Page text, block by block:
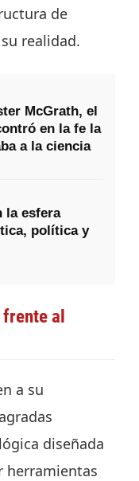
de
realidad.
McGrath, el
en la fe la
a la ciencia
la esfera
política y
al
a su
diseñada
herramientas